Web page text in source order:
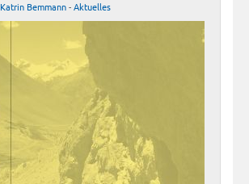
Katrin Bemmann-Aktuelles